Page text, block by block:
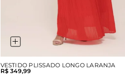
VESTIDO PLISSADO LONGO LARANJA
R$ 349,99